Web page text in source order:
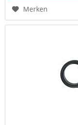
Merken